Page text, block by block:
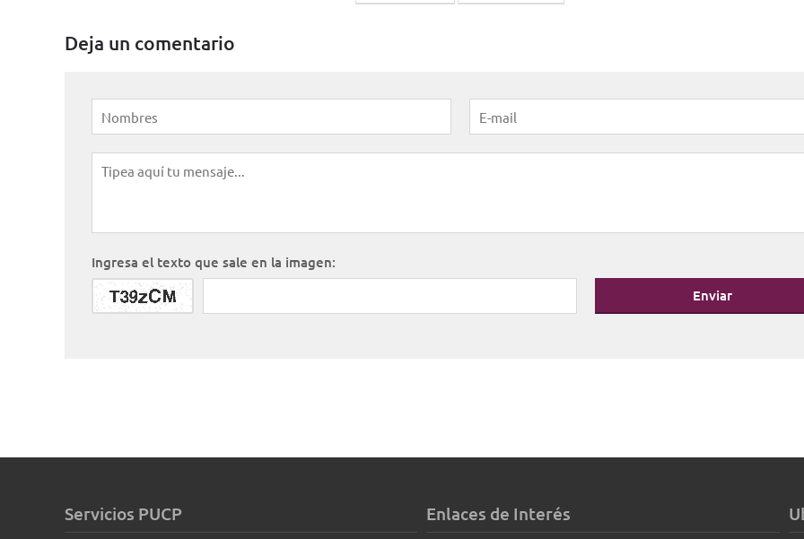
Deja un comentario
Ingresa el texto que sale en la imagen:
Enviar
Servicios PUCP Enlaces de Interés